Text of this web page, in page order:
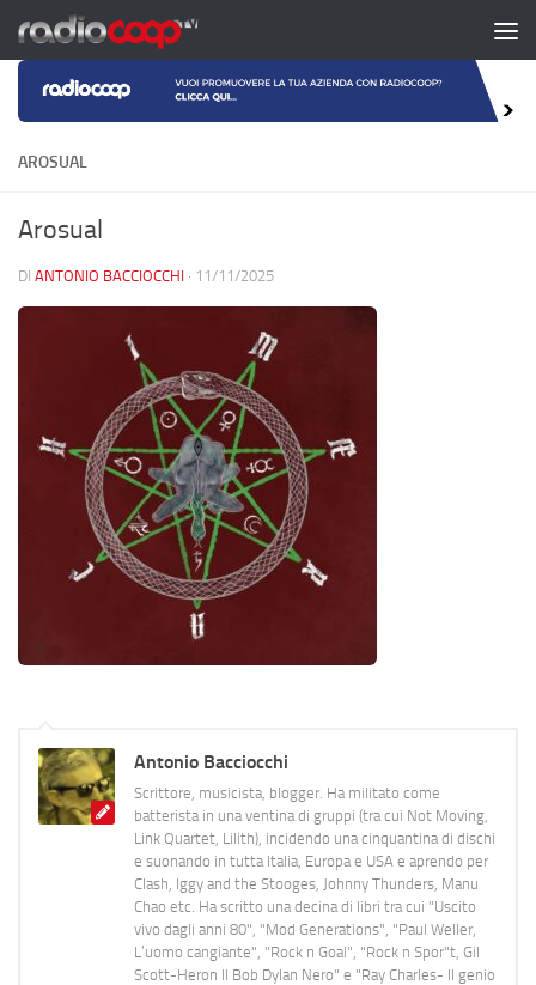
Salta al contenuto
AROSUAL
Arosual
DI ANTONIO BACCIOCCHI · 11/11/2025
Antonio Bacciocchi
Scrittore, musicista, blogger. Ha militato come
batterista in una ventina di gruppi (tra cui Not Moving,
Link Quartet, Lilith), incidendo una cinquantina di dischi
e suonando in tutta Italia, Europa e USA e aprendo per
Clash, Iggy and the Stooges, Johnny Thunders, Manu
Chao etc. Ha scritto una decina di libri tra cui "Uscito
vivo dagli anni 80", "Mod Generations", "Paul Weller,
L’uomo cangiante", "Rock n Goal", "Rock n Spor"t, Gil
Scott-Heron Il Bob Dylan Nero" e "Ray Charles- Il genio